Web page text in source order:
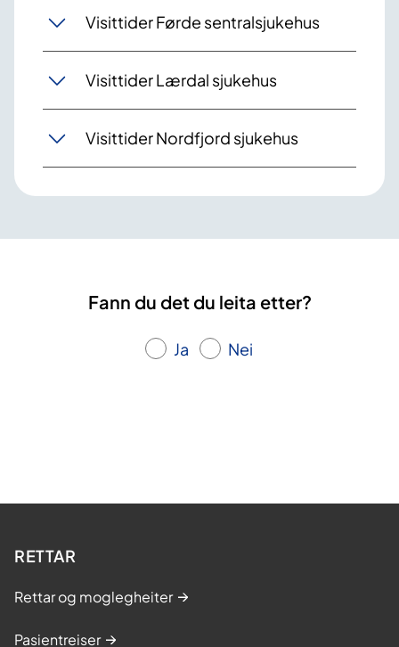
Visittider Førde sentralsjukehus
Visittider Lærdal sjukehus
Visittider Nordfjord sjukehus
Fann du det du leita etter?
Ja Nei
RETTAR
Rettar og moglegheiter
Pasientreiser